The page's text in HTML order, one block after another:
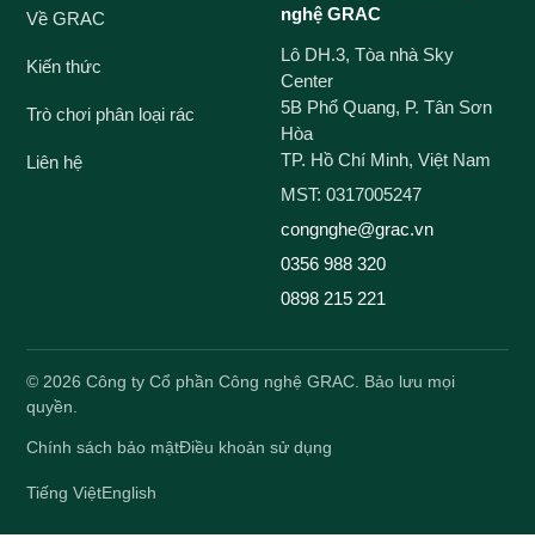
Về GRAC
Kiến thức
Trò chơi phân loại rác
Liên hệ
nghệ GRAC
Lô DH.3, Tòa nhà Sky
Center
5B Phổ Quang, P. Tân Sơn
Hòa
TP. Hồ Chí Minh, Việt Nam
MST: 0317005247
congnghe@grac.vn
0356 988 320
0898 215 221
© 2026 Công ty Cổ phần Công nghệ GRAC. Bảo lưu mọi
quyền.
Chính sách bảo mậtĐiều khoản sử dụng
Tiếng ViệtEnglish